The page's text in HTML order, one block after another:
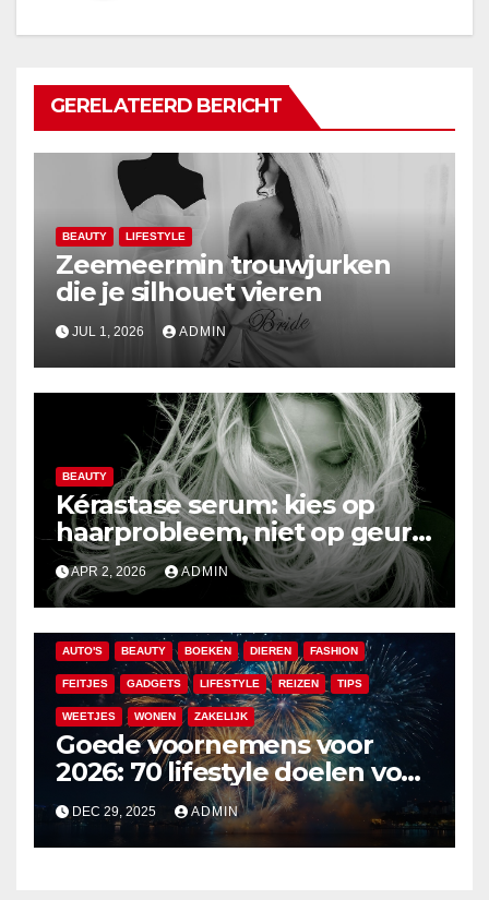
GERELATEERD BERICHT
BEAUTY LIFESTYLE
Zeemeermin trouwjurken
die je silhouet vieren
JUL 1, 2026 ADMIN
BEAUTY
Kérastase serum: kies op
haarprobleem, niet op geur
of hype
APR 2, 2026 ADMIN
AUTO'S BEAUTY BOEKEN DIEREN FASHION
FEITJES GADGETS LIFESTYLE REIZEN TIPS
WEETJES WONEN ZAKELIJK
Goede voornemens voor
2026: 70 lifestyle doelen voor
een veelzijdig en leuk jaar
DEC 29, 2025 ADMIN